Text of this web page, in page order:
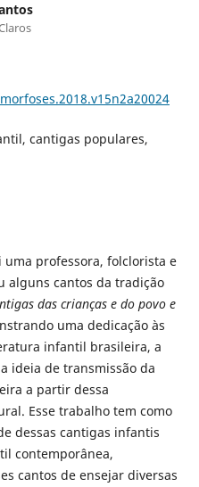
cantigas populares,
professora, folclorista e
alguns cantos da tradição
das crianças e do povo e
uma dedicação às
infantil brasileira, a
ideia de transmissão da
a partir dessa
Esse trabalho tem como
dessas cantigas infantis
contemporânea,
cantos de ensejar diversas